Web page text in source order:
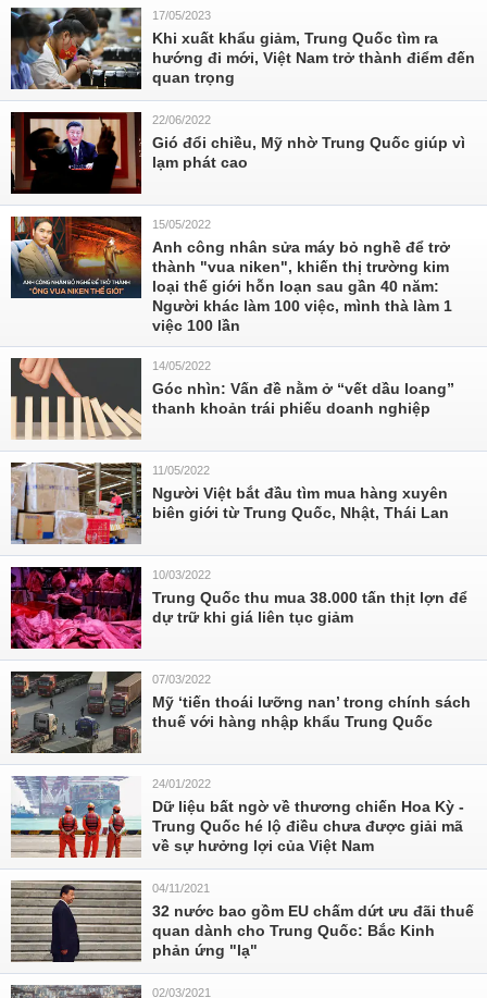
17/05/2023
Khi xuất khẩu giảm, Trung Quốc tìm ra
hướng đi mới, Việt Nam trở thành điểm đến
quan trọng
22/06/2022
Gió đổi chiều, Mỹ nhờ Trung Quốc giúp vì
lạm phát cao
15/05/2022
Anh công nhân sửa máy bỏ nghề để trở
thành "vua niken", khiến thị trường kim
loại thế giới hỗn loạn sau gần 40 năm:
Người khác làm 100 việc, mình thà làm 1
việc 100 lần
14/05/2022
Góc nhìn: Vấn đề nằm ở “vết dầu loang”
thanh khoản trái phiếu doanh nghiệp
11/05/2022
Người Việt bắt đầu tìm mua hàng xuyên
biên giới từ Trung Quốc, Nhật, Thái Lan
10/03/2022
Trung Quốc thu mua 38.000 tấn thịt lợn để
dự trữ khi giá liên tục giảm
07/03/2022
Mỹ ‘tiến thoái lưỡng nan’ trong chính sách
thuế với hàng nhập khẩu Trung Quốc
24/01/2022
Dữ liệu bất ngờ về thương chiến Hoa Kỳ -
Trung Quốc hé lộ điều chưa được giải mã
về sự hưởng lợi của Việt Nam
04/11/2021
32 nước bao gồm EU chấm dứt ưu đãi thuế
quan dành cho Trung Quốc: Bắc Kinh
phản ứng "lạ"
02/03/2021